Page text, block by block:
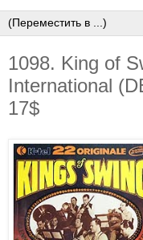
1098. King of
International
17$